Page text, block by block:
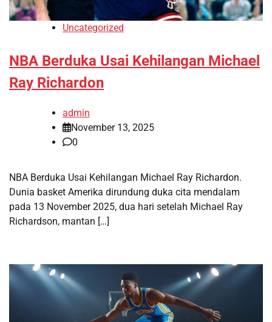
Uncategorized
NBA Berduka Usai Kehilangan Michael
Ray Richardon
admin
November 13, 2025
0
NBA Berduka Usai Kehilangan Michael Ray Richardon.
Dunia basket Amerika dirundung duka cita mendalam
pada 13 November 2025, dua hari setelah Michael Ray
Richardson, mantan […]